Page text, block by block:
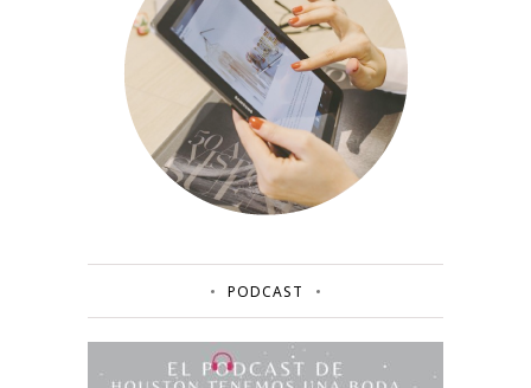
PODCAST